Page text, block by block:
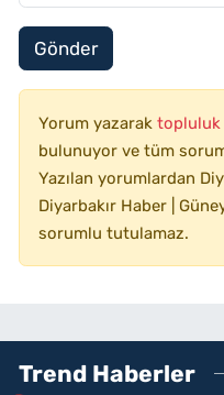
Gönder
Yorum yazarak topluluk
bulunuyor ve tüm
Yazılan yorumlardan
Diyarbakır Haber |
sorumlu tutulamaz.
Trend Haberler